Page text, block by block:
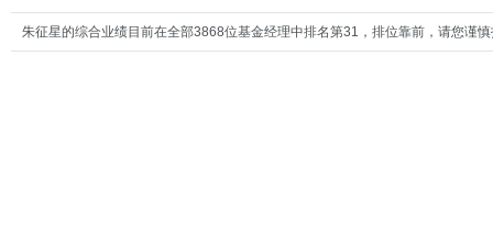
朱征星的综合业绩目前在全部3868位基金经理中排名第31，排位靠前，请您谨